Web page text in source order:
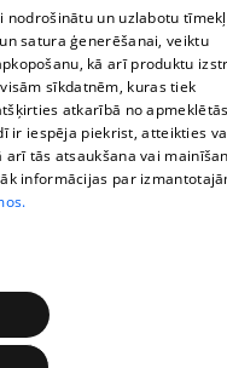
nodrošinātu un uzlabotu
satura ģenerēšanai, veiktu
kā arī produktu
sīkdatnēm, kuras tiek
atkarībā no
ir iespēja piekrist, atteikties
tās atsaukšana vai
informācijas par